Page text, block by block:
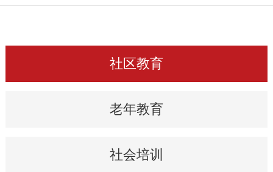
社区教育
老年教育
社会培训